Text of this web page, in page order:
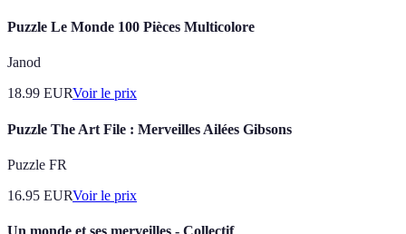
Puzzle Le Monde 100 Pièces Multicolore
Janod
18.99 EURVoir le prix
Puzzle The Art File : Merveilles Ailées Gibsons
Puzzle FR
16.95 EURVoir le prix